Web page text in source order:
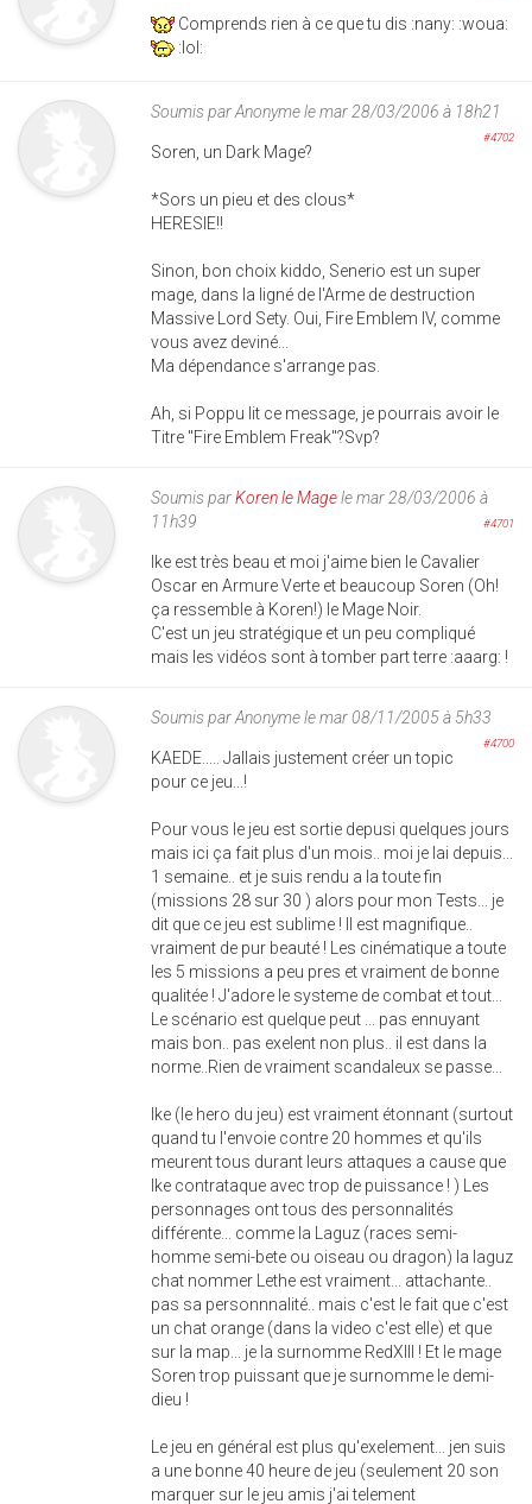
Comprends rien à ce que tu dis :nany: :woua:
:lol:
Soumis parAnonymele mar 28/03/2006 à 18h21
#4702
Soren, un Dark Mage?
*Sors un pieu et des clous*
HERESIE!!
Sinon, bon choix kiddo, Senerio est un super
mage, dans la ligné de l'Arme de destruction
Massive Lord Sety. Oui, Fire Emblem IV, comme
vous avez deviné...
Ma dépendance s'arrange pas.
Ah, si Poppu lit ce message, je pourrais avoir le
Titre "Fire Emblem Freak"?Svp?
Soumis parKoren le Magele mar 28/03/2006 à
11h39
#4701
Ike est très beau et moi j'aime bien le Cavalier
Oscar en Armure Verte et beaucoup Soren (Oh!
ça ressemble à Koren!) le Mage Noir.
C'est un jeu stratégique et un peu compliqué
mais les vidéos sont à tomber part terre :aaarg: !
Soumis parAnonymele mar 08/11/2005 à 5h33
#4700
KAEDE..... Jallais justement créer un topic
pour ce jeu...!
Pour vous le jeu est sortie depusi quelques jours
mais ici ça fait plus d'un mois.. moi je lai depuis...
1 semaine.. et je suis rendu a la toute fin
(missions 28 sur 30 ) alors pour mon Tests... je
dit que ce jeu est sublime ! Il est magnifique..
vraiment de pur beauté ! Les cinématique a toute
les 5 missions a peu pres et vraiment de bonne
qualitée ! J'adore le systeme de combat et tout...
Le scénario est quelque peut ... pas ennuyant
mais bon.. pas exelent non plus.. il est dans la
norme..Rien de vraiment scandaleux se passe...
Ike (le hero du jeu) est vraiment étonnant (surtout
quand tu l'envoie contre 20 hommes et qu'ils
meurent tous durant leurs attaques a cause que
Ike contrataque avec trop de puissance ! ) Les
personnages ont tous des personnalités
différente... comme la Laguz (races semi-
homme semi-bete ou oiseau ou dragon) la laguz
chat nommer Lethe est vraiment... attachante..
pas sa personnnalité.. mais c'est le fait que c'est
un chat orange (dans la video c'est elle) et que
sur la map... je la surnomme RedXIII ! Et le mage
Soren trop puissant que je surnomme le demi-
dieu !
Le jeu en général est plus qu'exelement... jen suis
a une bonne 40 heure de jeu (seulement 20 son
marquer sur le jeu amis j'ai telement